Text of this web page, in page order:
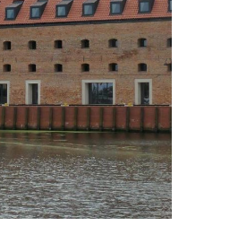
PORTFOLIOS